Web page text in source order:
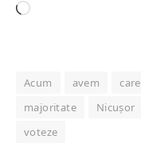
Loading…
Acum avem care
majoritate
Nicușor
voteze